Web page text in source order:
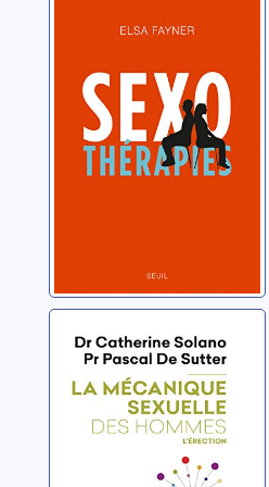
Fayner, Elsa
La mécanique
sexuelle des
hommes 02:
L'érection
Solano, Catherine